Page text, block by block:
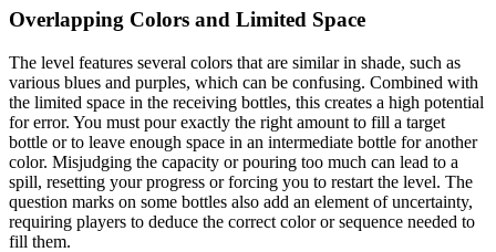
Overlapping Colors and Limited Space
The level features several colors that are similar in shade, such as
various blues and purples, which can be confusing. Combined with
the limited space in the receiving bottles, this creates a high potential
for error. You must pour exactly the right amount to fill a target
bottle or to leave enough space in an intermediate bottle for another
color. Misjudging the capacity or pouring too much can lead to a
spill, resetting your progress or forcing you to restart the level. The
question marks on some bottles also add an element of uncertainty,
requiring players to deduce the correct color or sequence needed to
fill them.